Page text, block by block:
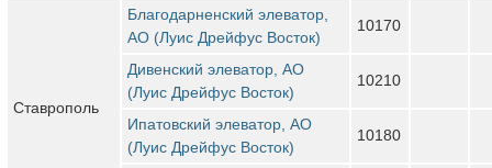
Ставрополь
Благодарненский элеватор,
АО (Луис Дрейфус Восток)
10170
Дивенский элеватор, АО
(Луис Дрейфус Восток)
10210
Ипатовский элеватор, АО
(Луис Дрейфус Восток)
10180